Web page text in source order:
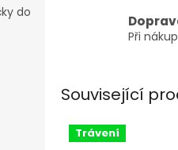
do
Při
Související
Trávení